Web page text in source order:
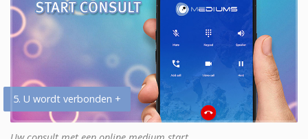
5. U wordt verbonden +